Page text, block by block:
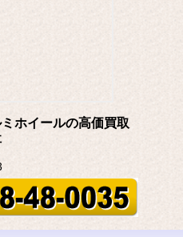
ホイールの高価買取